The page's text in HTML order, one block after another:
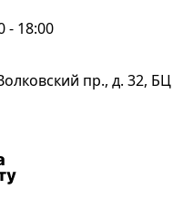
- 18:00
пр., д. 32, БЦ